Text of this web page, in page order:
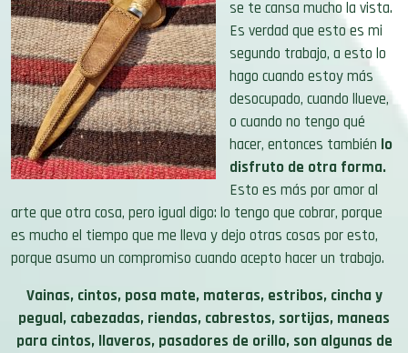
se te cansa mucho la vista.
Es verdad que esto es mi
segundo trabajo, a esto lo
hago cuando estoy más
desocupado, cuando llueve,
o cuando no tengo qué
hacer, entonces también lo
disfruto de otra forma.
Esto es más por amor al
arte que otra cosa, pero igual digo: lo tengo que cobrar, porque
es mucho el tiempo que me lleva y dejo otras cosas por esto,
porque asumo un compromiso cuando acepto hacer un trabajo.
Vainas, cintos, posa mate, materas, estribos, cincha y
pegual, cabezadas, riendas, cabrestos, sortijas, maneas
para cintos, llaveros, pasadores de orillo, son algunas de